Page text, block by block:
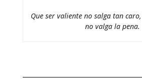
Que ser valiente no salga tan
no valga la pena.